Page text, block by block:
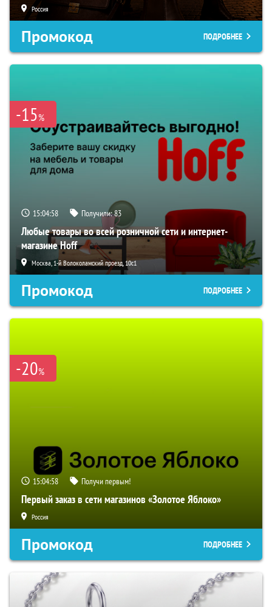
Россия
Промокод ПОДРОБНЕЕ
-15%
15:04:57 Получили:83
Любые товары во всей розничной сети и интернет-
магазине Hoff
Москва, 1-й Волоколамский проезд, 10с1
Промокод ПОДРОБНЕЕ
-20%
15:04:57 Получи первым!
Первый заказ в сети магазинов «Золотое Яблоко»
Россия
Промокод ПОДРОБНЕЕ